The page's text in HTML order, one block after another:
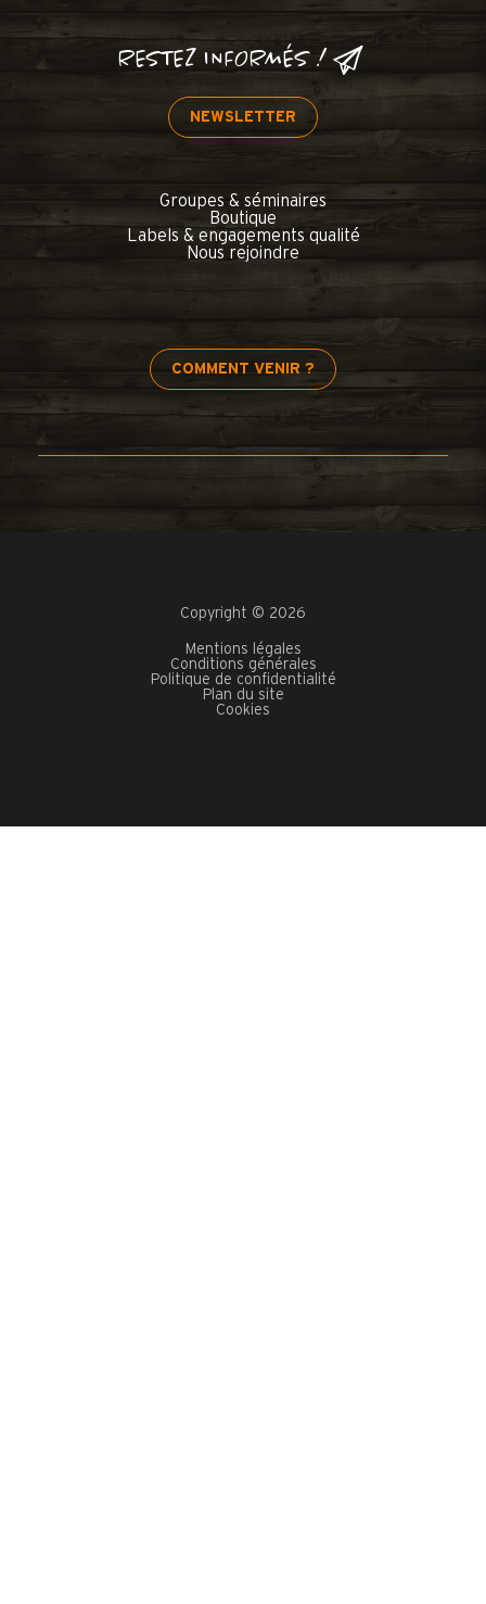
RESTEZ INFORMÉS !
NEWSLETTER
Groupes & séminaires
Boutique
Labels & engagements qualité
Nous rejoindre
COMMENT VENIR ?
Copyright © 2026
Mentions légales
Conditions générales
Politique de confidentialité
Plan du site
Cookies